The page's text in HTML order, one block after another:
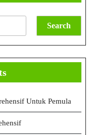
Search
Untuk Pemula